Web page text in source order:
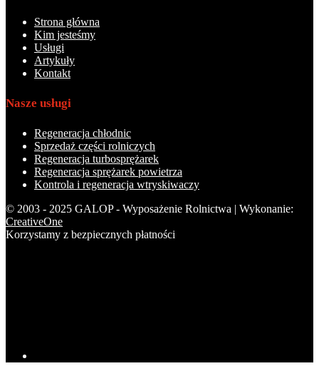
Strona główna
Kim jesteśmy
Usługi
Artykuły
Kontakt
Nasze usługi
Regeneracja chłodnic
Sprzedaż części rolniczych
Regeneracja turbosprężarek
Regeneracja sprężarek powietrza
Kontrola i regeneracja wtryskiwaczy
© 2003 - 2025 GALOP - Wyposażenie Rolnictwa | Wykonanie:
CreativeOne
Korzystamy z bezpiecznych płatności